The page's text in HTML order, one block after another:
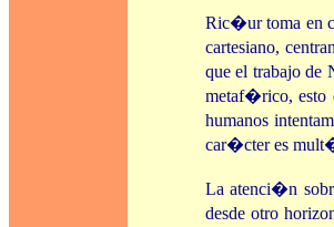
Ric�ur toma en
cartesiano,
que el trabajo de
metaf�rico, esto
humanos
car�cter es
La atenci�n
desde otro